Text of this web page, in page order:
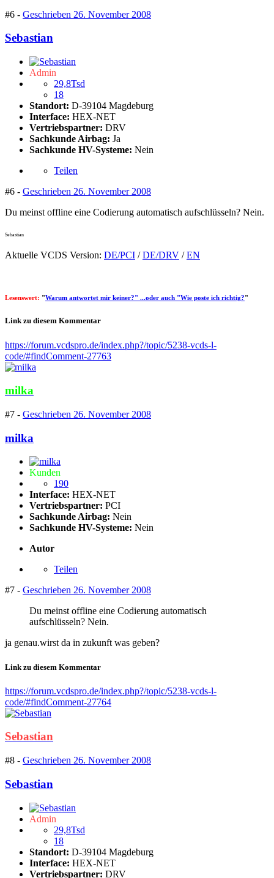
#6 - Geschrieben 26. November 2008
Sebastian
Admin
29,8Tsd
18
Standort: D-39104 Magdeburg
Interface: HEX-NET
Vertriebspartner: DRV
Sachkunde Airbag: Ja
Sachkunde HV-Systeme: Nein
Teilen
#6 - Geschrieben 26. November 2008
Du meinst offline eine Codierung automatisch aufschlüsseln? Nein.
Sebastian
Aktuelle VCDS Version: DE/PCI /DE/DRV /EN
Lesenswert: "Warum antwortet mir keiner?" ...oder auch "Wie poste ich richtig?"
Link zu diesem Kommentar
https://forum.vcdspro.de/index.php?/topic/5238-vcds-l-
code/#findComment-27763
milka
#7 - Geschrieben 26. November 2008
milka
Kunden
190
Interface: HEX-NET
Vertriebspartner: PCI
Sachkunde Airbag: Nein
Sachkunde HV-Systeme: Nein
Autor
Teilen
#7 - Geschrieben 26. November 2008
Du meinst offline eine Codierung automatisch
aufschlüsseln? Nein.
ja genau.wirst da in zukunft was geben?
Link zu diesem Kommentar
https://forum.vcdspro.de/index.php?/topic/5238-vcds-l-
code/#findComment-27764
Sebastian
#8 - Geschrieben 26. November 2008
Sebastian
Admin
29,8Tsd
18
Standort: D-39104 Magdeburg
Interface: HEX-NET
Vertriebspartner: DRV